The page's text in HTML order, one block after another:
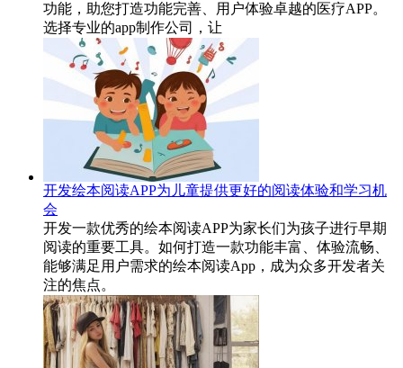
功能，助您打造功能完善、用户体验卓越的医疗APP。
选择专业的app制作公司，让
开发绘本阅读APP为儿童提供更好的阅读体验和学习机
会
开发一款优秀的绘本阅读APP为家长们为孩子进行早期
阅读的重要工具。如何打造一款功能丰富、体验流畅、
能够满足用户需求的绘本阅读App，成为众多开发者关
注的焦点。